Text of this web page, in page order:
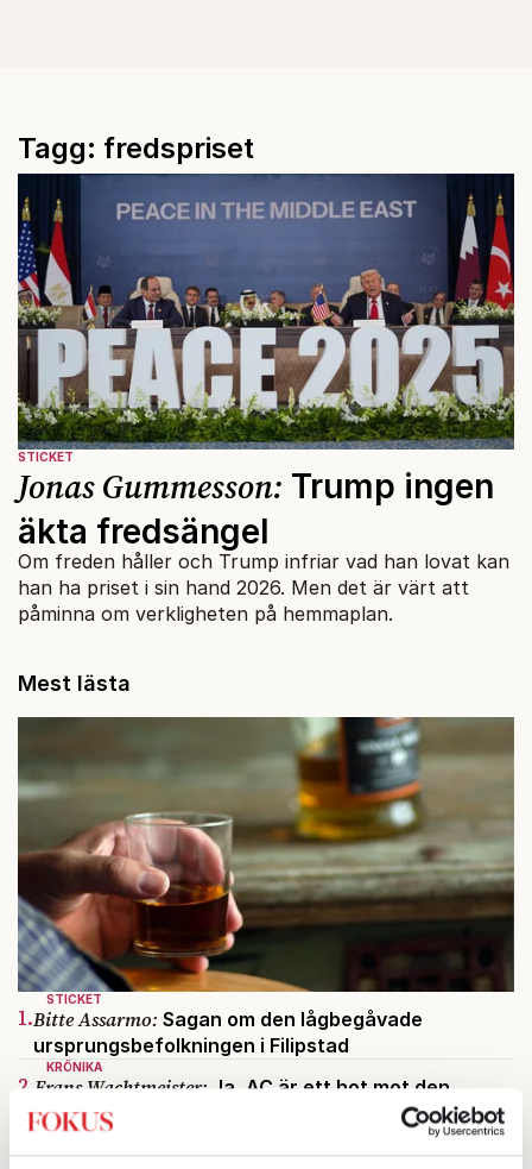
Tagg: fredspriset
STICKET
Jonas Gummesson: Trump ingen
äkta fredsängel
Om freden håller och Trump infriar vad han lovat kan
han ha priset i sin hand 2026. Men det är värt att
påminna om verkligheten på hemmaplan.
Mest lästa
STICKET
1.Bitte Assarmo: Sagan om den lågbegåvade
ursprungsbefolkningen i Filipstad
KRÖNIKA
2. Frans Wachtmeister: Ja, AC är ett hot mot den
franska civilisationen
BOKRECENSION
3.Den röda tråden som brast